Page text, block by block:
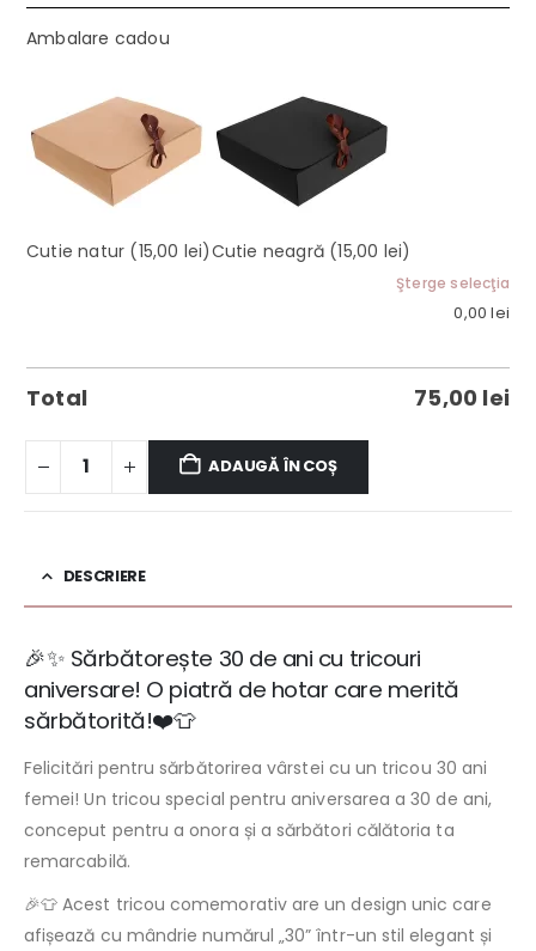
Ambalare cadou
Cutie natur (15,00 lei)Cutie neagră (15,00 lei)
Şterge selecţia
0,00lei
Total 75,00 lei
ADAUGĂ ÎN COȘ
DESCRIERE
🎉✨ Sărbătorește 30 de ani cu tricouri
aniversare! O piatră de hotar care merită
sărbătorită!❤️👕
Felicitări pentru sărbătorirea vârstei cu un tricou 30 ani
femei! Un tricou special pentru aniversarea a 30 de ani,
conceput pentru a onora și a sărbători călătoria ta
remarcabilă.
🎉👕 Acest tricou comemorativ are un design unic care
afișează cu mândrie numărul „30” într-un stil elegant și